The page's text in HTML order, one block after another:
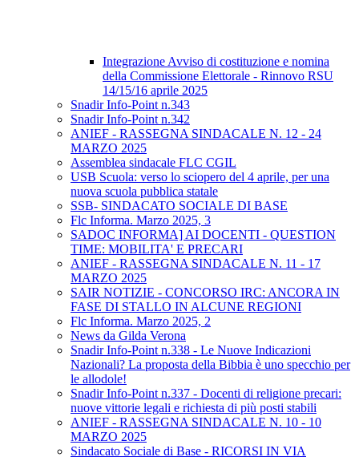
Integrazione Avviso di costituzione e nomina
della Commissione Elettorale - Rinnovo RSU
14/15/16 aprile 2025
Snadir Info-Point n.343
Snadir Info-Point n.342
ANIEF - RASSEGNA SINDACALE N. 12 - 24
MARZO 2025
Assemblea sindacale FLC CGIL
USB Scuola: verso lo sciopero del 4 aprile, per una
nuova scuola pubblica statale
SSB- SINDACATO SOCIALE DI BASE
Flc Informa. Marzo 2025, 3
SADOC INFORMA] AI DOCENTI - QUESTION
TIME: MOBILITA' E PRECARI
ANIEF - RASSEGNA SINDACALE N. 11 - 17
MARZO 2025
SAIR NOTIZIE - CONCORSO IRC: ANCORA IN
FASE DI STALLO IN ALCUNE REGIONI
Flc Informa. Marzo 2025, 2
News da Gilda Verona
Snadir Info-Point n.338 - Le Nuove Indicazioni
Nazionali? La proposta della Bibbia è uno specchio per
le allodole!
Snadir Info-Point n.337 - Docenti di religione precari:
nuove vittorie legali e richiesta di più posti stabili
ANIEF - RASSEGNA SINDACALE N. 10 - 10
MARZO 2025
Sindacato Sociale di Base - RICORSI IN VIA